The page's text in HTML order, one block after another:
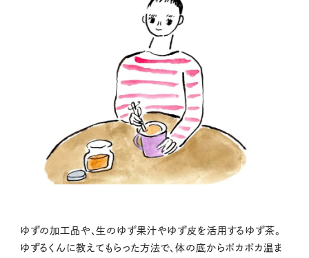
ゆずの加工品や、生のゆず果汁やゆず皮を活用するゆず茶。
ゆずるくんに教えてもらった方法で、体の底からポカポカ温ま